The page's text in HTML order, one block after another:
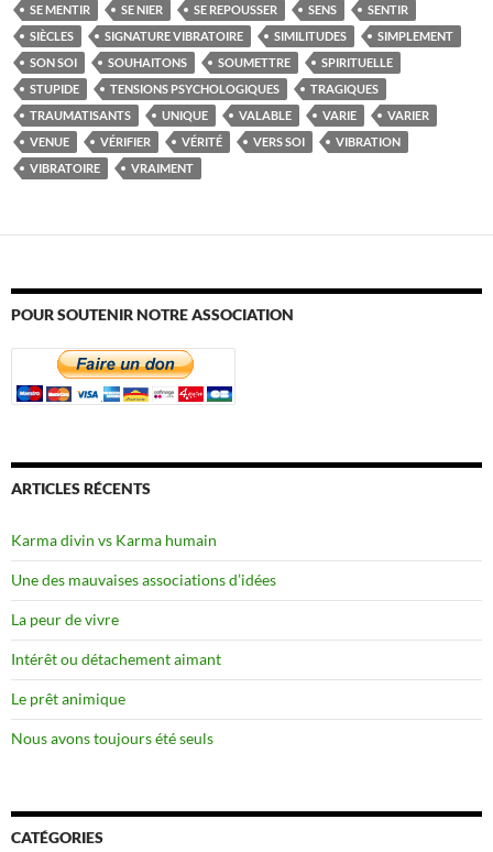
SE MENTIR
SE NIER SE REPOUSSER SENS
SENTIR
SIÈCLES
SIGNATURE VIBRATOIRE SIMILITUDES
SIMPLEMENT
SON SOI
SOUHAITONS SOUMETTRE
SPIRITUELLE
STUPIDE
TENSIONS PSYCHOLOGIQUES
TRAGIQUES
TRAUMATISANTS
UNIQUE VALABLE VARIE
VARIER
VENUE
VÉRIFIER VÉRITÉ VERS SOI
VIBRATION
VIBRATOIRE
VRAIMENT
POUR SOUTENIR NOTRE ASSOCIATION
ARTICLES RÉCENTS
Karma divin vs Karma humain
Une des mauvaises associations d’idées
La peur de vivre
Intérêt ou détachement aimant
Le prêt animique
Nous avons toujours été seuls
CATÉGORIES